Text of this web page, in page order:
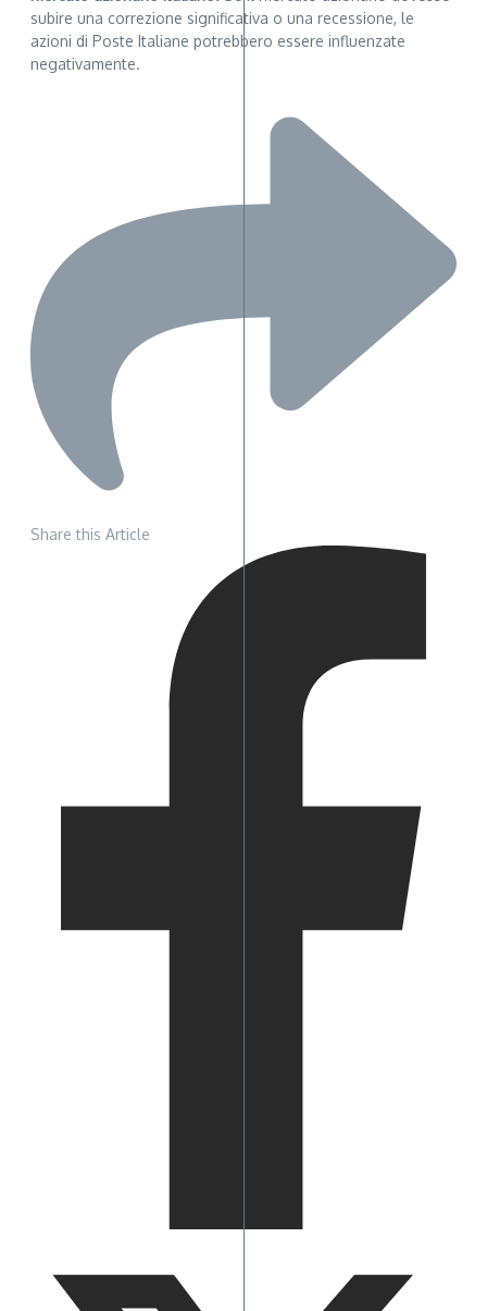
subire una correzione significativa o una recessione, le
azioni di Poste Italiane potrebbero essere influenzate
negativamente.
Share this Article